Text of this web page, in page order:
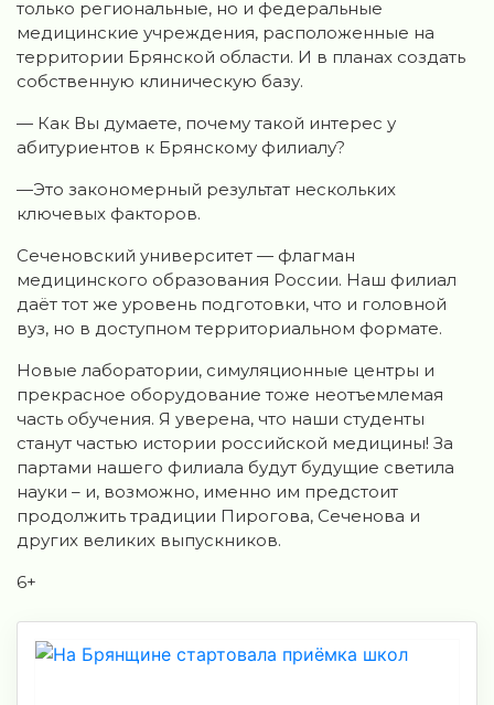
только региональные, но и федеральные
медицинские учреждения, расположенные на
территории Брянской области. И в планах создать
собственную клиническую базу.
— Как Вы думаете, почему такой интерес у
абитуриентов к Брянскому филиалу?
—Это закономерный результат нескольких
ключевых факторов.
Сеченовский университет — флагман
медицинского образования России. Наш филиал
даёт тот же уровень подготовки, что и головной
вуз, но в доступном территориальном формате.
Новые лаборатории, симуляционные центры и
прекрасное оборудование тоже неотъемлемая
часть обучения. Я уверена, что наши студенты
станут частью истории российской медицины! За
партами нашего филиала будут будущие светила
науки – и, возможно, именно им предстоит
продолжить традиции Пирогова, Сеченова и
других великих выпускников.
6+